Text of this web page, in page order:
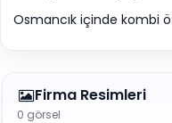
Osmancık içinde kombi
Firma Resimleri
0 görsel